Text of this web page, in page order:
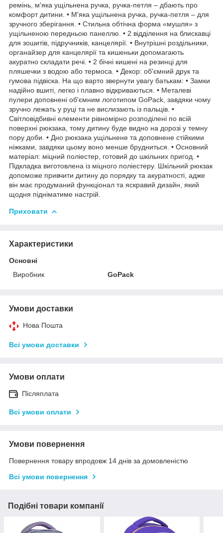
ремінь, м'яка ущільнена ручка, ручка-петля – дбають про
комфорт дитини. • М'яка ущільнена ручка, ручка-петля – для
зручного зберігання. • Стильна обтічна форма «мушля» з
ущільненою передньою панеллю. • 2 відділення на блискавці
для зошитів, підручників, канцелярії. • Внутрішні роздільники,
органайзер для канцелярії та кишеньки допомагають
акуратно складати речі. • 2 бічні кишені на резинці для
пляшечки з водою або термоса. • Декор: об'ємний друк та
гумова підвіска. На що варто звернути увагу батькам: • Замки
надійно вшиті, легко і плавно відкриваються. • Металеві
пулери доповнені об'ємним логотипом GoPack, завдяки чому
зручно лежать у руці та не вислизають із пальців. •
Світловідбивні елементи рівномірно розподілені по всій
поверхні рюкзака, тому дитину буде видно на дорозі у темну
пору доби. • Дно рюкзака ущільнене та доповнене стійкими
ніжками, завдяки цьому воно менше брудниться. • Основний
матеріал: міцний поліестер, готовий до шкільних пригод. •
Підкладка виготовлена із міцного поліестеру. Шкільний рюкзак
допоможе привчити дитину до порядку та акуратності, адже
він має продуманий функціонал та яскравий дизайн, який
щодня підніматиме настрій.
Приховати
Характеристики
Основні
Виробник
GoPack
Умови доставки
Нова Пошта
Всі умови доставки
Умови оплати
Післяплата
Всі умови оплати
Умови повернення
Повернення товару впродовж 14 днів за домовленістю
Всі умови повернення
Подібні товари компанії